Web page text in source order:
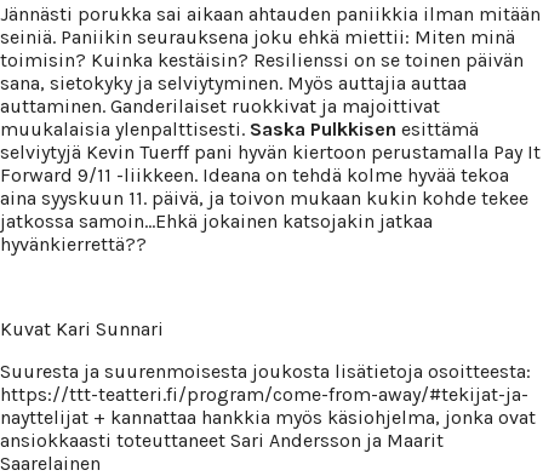
Jännästi porukka sai aikaan ahtauden paniikkia ilman mitään
seiniä. Paniikin seurauksena joku ehkä miettii: Miten minä
toimisin? Kuinka kestäisin? Resilienssi on se toinen päivän
sana, sietokyky ja selviytyminen. Myös auttajia auttaa
auttaminen. Ganderilaiset ruokkivat ja majoittivat
muukalaisia ylenpalttisesti. Saska Pulkkisen esittämä
selviytyjä Kevin Tuerff pani hyvän kiertoon perustamalla Pay It
Forward 9/11 -liikkeen. Ideana on tehdä kolme hyvää tekoa
aina syyskuun 11. päivä, ja toivon mukaan kukin kohde tekee
jatkossa samoin…Ehkä jokainen katsojakin jatkaa
hyvänkierrettä??
Kuvat Kari Sunnari
Suuresta ja suurenmoisesta joukosta lisätietoja osoitteesta:
https://ttt-teatteri.fi/program/come-from-away/#tekijat-ja-
nayttelijat + kannattaa hankkia myös käsiohjelma, jonka ovat
ansiokkaasti toteuttaneet Sari Andersson ja Maarit
Saarelainen